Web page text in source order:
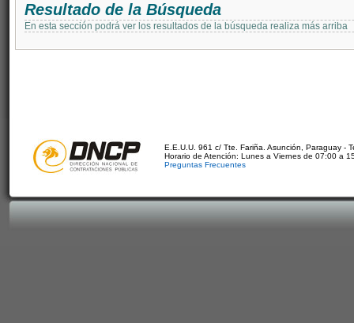
Resultado de la Búsqueda
En esta sección podrá ver los resultados de la búsqueda realiza más arriba
E.E.U.U. 961 c/ Tte. Fariña. Asunción, Paraguay -
Horario de Atención: Lunes a Viernes de 07:00 a
Preguntas Frecuentes